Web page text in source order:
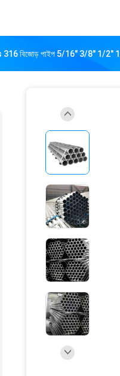
বিজোড় পাইপ 5/16" 3/8" 1/2" 1/4